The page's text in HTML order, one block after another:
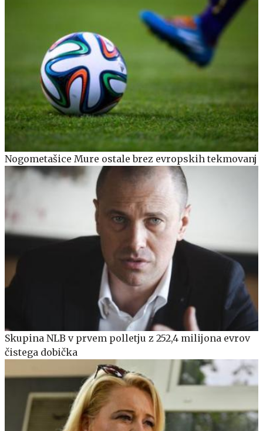
Nogometašice Mure ostale brez evropskih tekmovanj
Skupina NLB v prvem polletju z 252,4 milijona evrov
čistega dobička